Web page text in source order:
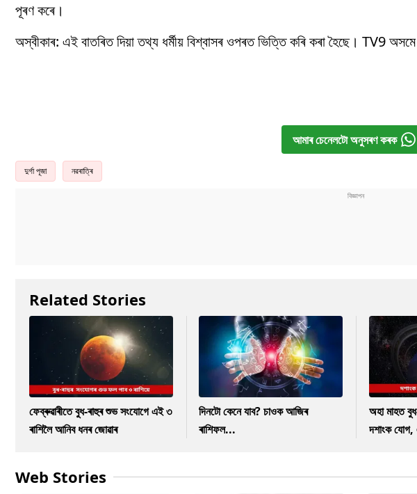
পূৰণ কৰে।
অস্বীকাৰ: এই বাতৰিত দিয়া তথ্য ধৰ্মীয় বিশ্বাসৰ ওপৰত ভিত্তি কৰি কৰা হৈছে। TV9
আমাৰ চেনেলটো অনুসৰণ কৰক
দুৰ্গা পূজা নৱৰাত্ৰি
Related Stories
ফেব্ৰুৱাৰীতে বুধ-ৰাহুৰ শুভ সংযোগে এই ৩
ৰাশিলৈ আনিব ধনৰ জোৱাৰ
দিনটো কেনে যাব? চাওক আজিৰ
ৰাশিফল...
অহা মাহত
দশাংক যোগ,
Web Stories